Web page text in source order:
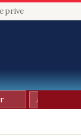
prive